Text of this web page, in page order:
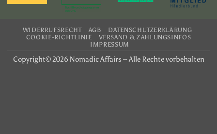
WIDERRUFSRECHT AGB
DATENSCHUTZERKLÄRUNG
COOKIE-RICHTLINIE
VERSAND & ZAHLUNGSINFOS
IMPRESSUM
Copyright© 2026 Nomadic Affairs – Alle Rechte vorbehalten